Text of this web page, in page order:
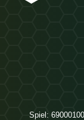
Spiel: